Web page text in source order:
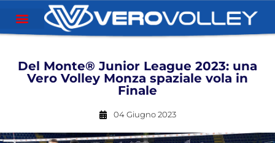
Del Monte® Junior League 2023: una
Vero Volley Monza spaziale vola in
Finale
04 Giugno 2023